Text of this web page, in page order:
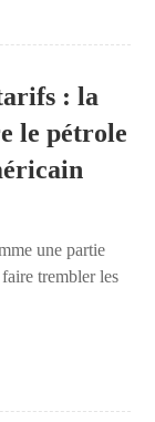
: la
le pétrole
une partie
trembler les